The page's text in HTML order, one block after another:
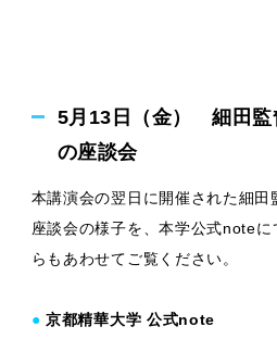
5月13日（金） 細田監
の座談会
本講演会の翌日に開催された細
座談会の様子を、本学公式note
らもあわせてご覧ください。
● 京都精華大学 公式note